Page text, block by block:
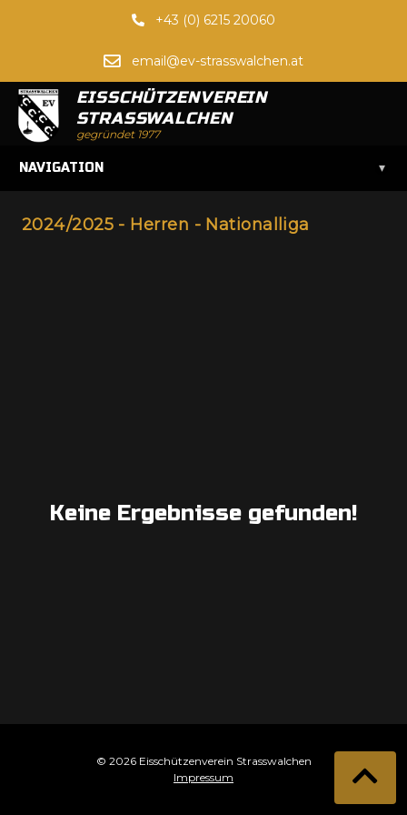
+43 (0) 6215 20060
email@ev-strasswalchen.at
EISSCHÜTZENVEREIN
STRASSWALCHEN
gegründet 1977
NAVIGATION ▾
2024/2025 - Herren - Nationalliga
Keine Ergebnisse gefunden!
© 2026 Eisschützenverein Strasswalchen
Impressum